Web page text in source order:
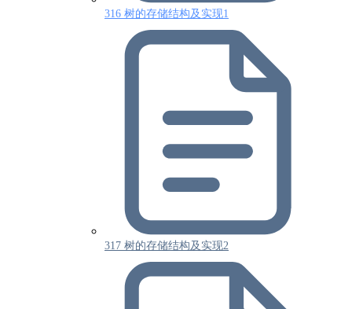
316 树的存储结构及实现1
317 树的存储结构及实现2